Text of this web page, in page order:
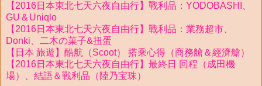
【2016日本東北七天六夜自由行】戰利品：YODOBASHI、
GU＆Uniqlo
【2016日本東北七天六夜自由行】戰利品：業務超市、
Donki、二木の菓子&扭蛋
【日本 旅遊】酷航（Scoot） 搭乘心得（商務艙＆經濟艙）
【2016日本東北七天六夜自由行】最終日 回程（成田機
場）、結語＆戰利品（陸乃宝珠）